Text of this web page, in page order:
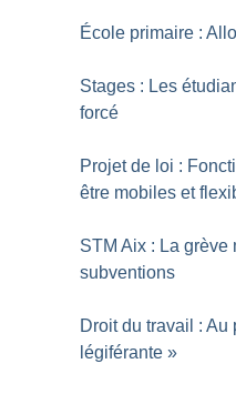
École primaire :
Stages : Les
forcé
Projet de loi :
être mobiles et
STM Aix : La grève
subventions
Droit du travail : Au
légiférante »